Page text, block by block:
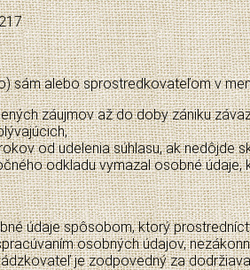
sám alebo sprostredkovateľom v
záujmov až do doby zániku
od udelenia súhlasu, ak nedôjde
odkladu vymazal osobné údaje,
údaje spôsobom, ktorý
osobných údajov,
je zodpovedný za